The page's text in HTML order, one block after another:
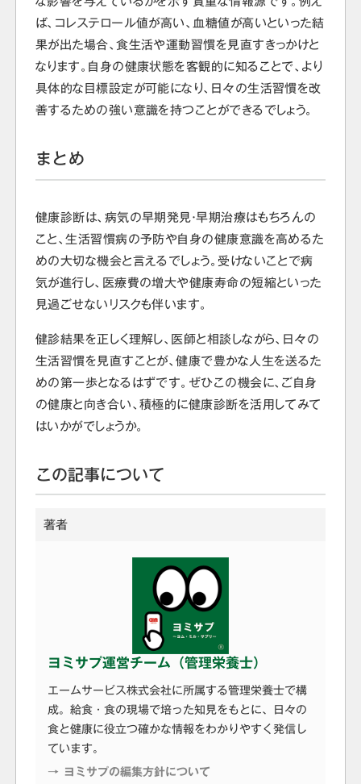
ば、コレステロール値が高い、血糖値が高いといった結
果が出た場合、食生活や運動習慣を見直すきっかけと
なります。自身の健康状態を客観的に知ることで、より
具体的な目標設定が可能になり、日々の生活習慣を改
善するための強い意識を持つことができるでしょう。
まとめ
健康診断は、病気の早期発見・早期治療はもちろんの
こと、生活習慣病の予防や自身の健康意識を高めるた
めの大切な機会と言えるでしょう。受けないことで病
気が進行し、医療費の増大や健康寿命の短縮といった
見過ごせないリスクも伴います。
健診結果を正しく理解し、医師と相談しながら、日々の
生活習慣を見直すことが、健康で豊かな人生を送るた
めの第一歩となるはずです。ぜひこの機会に、ご自身
の健康と向き合い、積極的に健康診断を活用してみて
はいかがでしょうか。
この記事について
著者
ヨミサプ運営チーム（管理栄養士）
エームサービス株式会社に所属する管理栄養士で構
成。給食・食の現場で培った知見をもとに、日々の
食と健康に役立つ確かな情報をわかりやすく発信し
ています。
→ ヨミサプの編集方針について